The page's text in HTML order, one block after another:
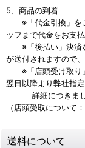
5、商品の到着
※「代金引換」をご
ッフまで代金をお支払
※「後払い」決済を
が送付されますので
※「店頭受け取り」
翌日以降より弊社指
詳細につきまして
（店頭受取につい
送料について